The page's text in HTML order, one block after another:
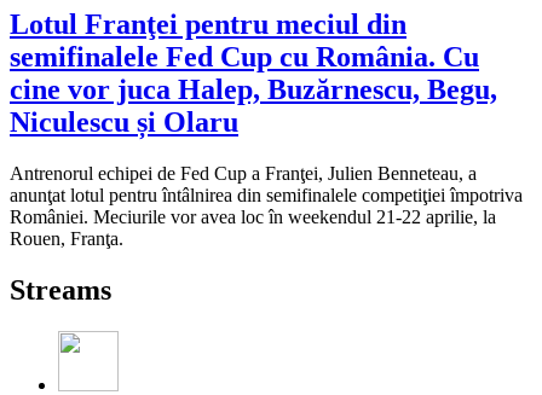
Lotul Franţei pentru meciul din
semifinalele Fed Cup cu România. Cu
cine vor juca Halep, Buzărnescu, Begu,
Niculescu și Olaru
Antrenorul echipei de Fed Cup a Franţei, Julien Benneteau, a
anunţat lotul pentru întâlnirea din semifinalele competiţiei împotriva
României. Meciurile vor avea loc în weekendul 21-22 aprilie, la
Rouen, Franţa.
Streams